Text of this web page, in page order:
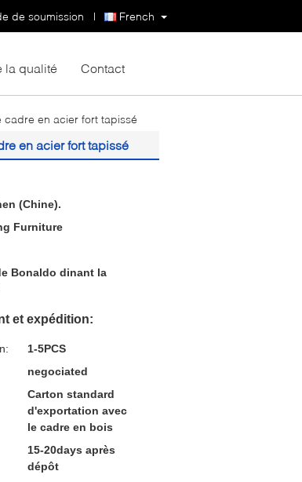
French
de soumission |
la qualité Contact
en acier fort tapissé
en acier fort tapissé
(Chine).
Furniture
Bonaldo dinant la
et expédition:
1-5PCS
negociated
Carton standard
d'exportation avec
le cadre en bois
15-20days après
dépôt